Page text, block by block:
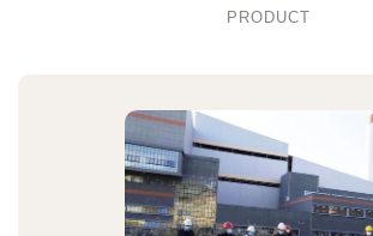
PRODUCT